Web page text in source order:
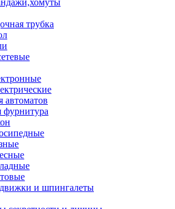
трубка
фурнитура
и шпингалеты